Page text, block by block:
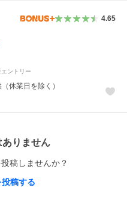
4.65
エントリー
休業日を除く）
りません
稿しませんか？
稿する